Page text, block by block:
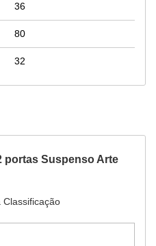
36
80
32
portas Suspenso Arte
Classificação